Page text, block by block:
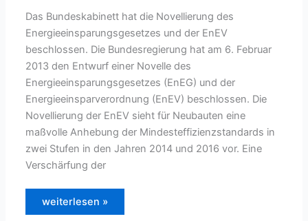
Das Bundeskabinett hat die Novellierung des
Energieeinsparungsgesetzes und der EnEV
beschlossen. Die Bundesregierung hat am 6. Februar
2013 den Entwurf einer Novelle des
Energieeinsparungsgesetzes (EnEG) und der
Energieeinsparverordnung (EnEV) beschlossen. Die
Novellierung der EnEV sieht für Neubauten eine
maßvolle Anhebung der Mindesteffizienzstandards in
zwei Stufen in den Jahren 2014 und 2016 vor. Eine
Verschärfung der
Bundesregierung
weiterlesen »